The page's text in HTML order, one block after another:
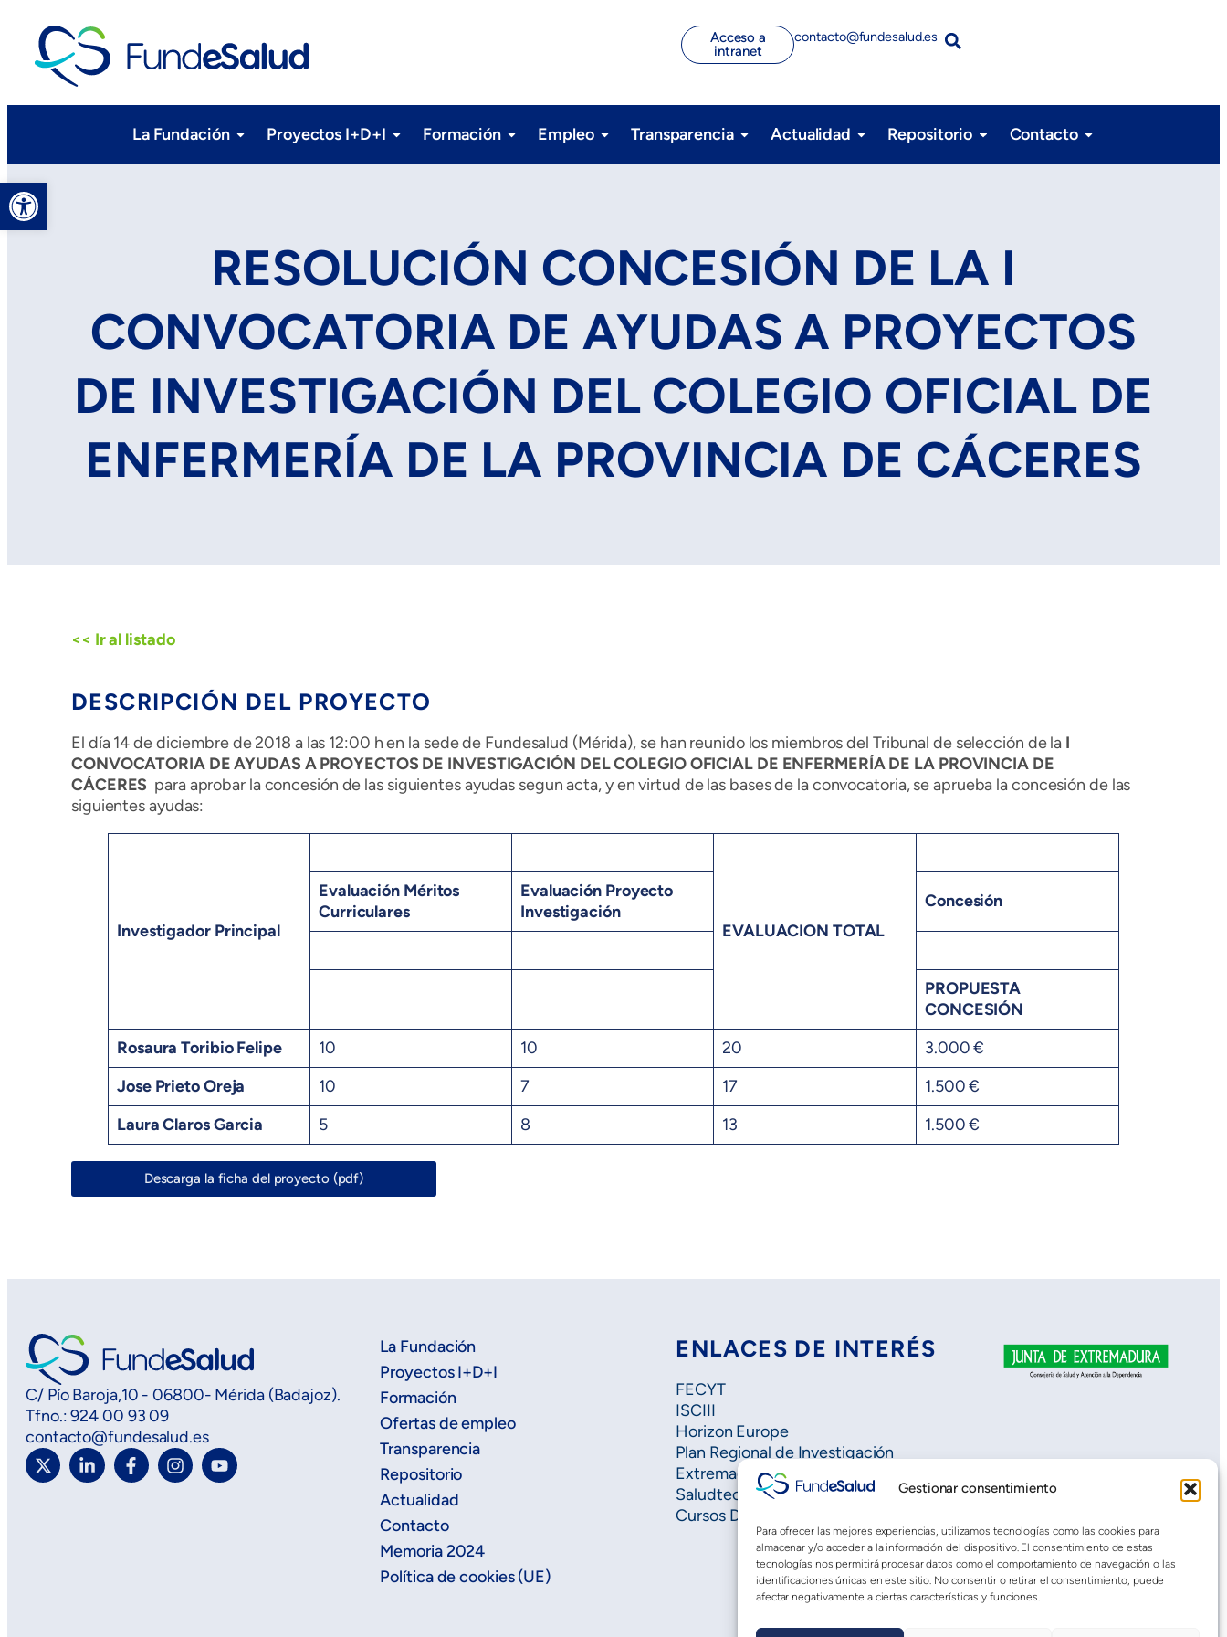
Abrir barra de herramientas
Gestionar consentimiento
Para ofrecer las mejores experiencias, utilizamos tecnologías como las cookies para
almacenar y/o acceder a la información del dispositivo. El consentimiento de estas
tecnologías nos permitirá procesar datos como el comportamiento de navegación o las
identificaciones únicas en este sitio. No consentir o retirar el consentimiento, puede
afectar negativamente a ciertas características y funciones.
Acceso a
intranet
contacto@fundesalud.es
La Fundación Proyectos I+D+I Formación Empleo Transparencia Actualidad Repositorio Contacto
RESOLUCIÓN CONCESIÓN DE LA I
CONVOCATORIA DE AYUDAS A PROYECTOS
DE INVESTIGACIÓN DEL COLEGIO OFICIAL DE
ENFERMERÍA DE LA PROVINCIA DE CÁCERES
<< Ir al listado
DESCRIPCIÓN DEL PROYECTO
El día 14 de diciembre de 2018 a las 12:00 h en la sede de Fundesalud (Mérida), se han reunido los miembros del Tribunal de selección de la I
CONVOCATORIA DE AYUDAS A PROYECTOS DE INVESTIGACIÓN DEL COLEGIO OFICIAL DE ENFERMERÍA DE LA PROVINCIA DE
CÁCERES para aprobar la concesión de las siguientes ayudas segun acta, y en virtud de las bases de la convocatoria, se aprueba la concesión de las
siguientes ayudas:
Investigador Principal EVALUACION TOTAL
Evaluación Méritos
Curriculares
Evaluación Proyecto
Investigación
Concesión
PROPUESTA
CONCESIÓN
Rosaura Toribio Felipe
10 10 20
3.000 €
Jose Prieto Oreja
10 7 17
1.500 €
Laura Claros Garcia
5 8 13 1.500 €
Descarga la ficha del proyecto (pdf)
C/ Pío Baroja,10 - 06800- Mérida (Badajoz).
Tfno.: 924 00 93 09
contacto@fundesalud.es
La Fundación
Proyectos I+D+I
Formación
Ofertas de empleo
Transparencia
Repositorio
Actualidad
Contacto
Memoria 2024
Política de cookies (UE)
ENLACES DE INTERÉS
FECYT
ISCIII
Horizon Europe
Plan Regional de Investigación
Extremadura Salud
Saludteca
Cursos DOE